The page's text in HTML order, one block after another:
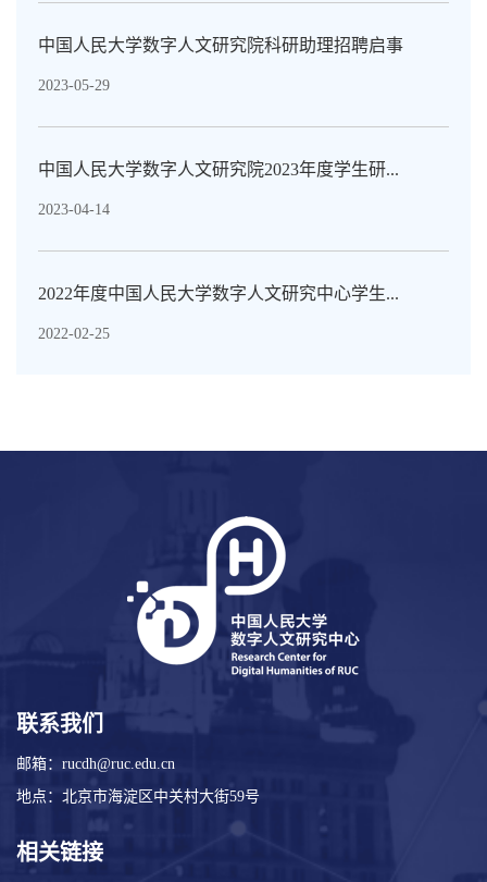
中国人民大学数字人文研究院科研助理招聘启事
2023-05-29
中国人民大学数字人文研究院2023年度学生研...
2023-04-14
2022年度中国人民大学数字人文研究中心学生...
2022-02-25
联系我们
邮箱：rucdh@ruc.edu.cn
地点：北京市海淀区中关村大街59号
相关链接